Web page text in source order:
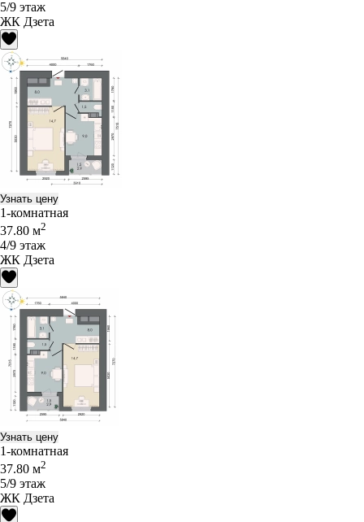
5/9 этаж
ЖК Дзета
Узнать цену
1-комнатная
37.80 м2
4/9 этаж
ЖК Дзета
Узнать цену
1-комнатная
37.80 м2
5/9 этаж
ЖК Дзета